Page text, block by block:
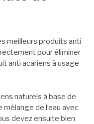
meilleurs produits anti
pour éliminer
anti acariens à usage
naturels à base de
de l’eau avec
devez ensuite bien